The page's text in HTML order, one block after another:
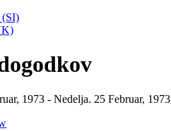
1973 - Nedelja. 25 Februar, 1973